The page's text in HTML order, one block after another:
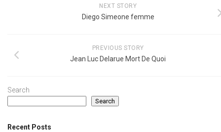
NEXT STORY
Diego Simeone femme
PREVIOUS STORY
Jean Luc Delarue Mort De Quoi
Search
Search
Recent Posts